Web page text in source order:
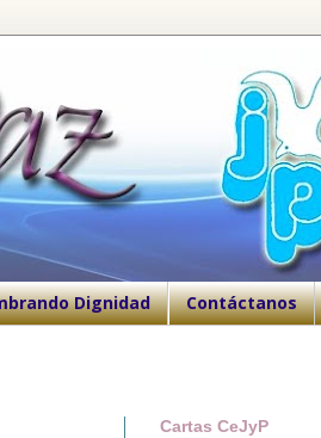
Dignidad Contáctanos
Cartas CeJyP